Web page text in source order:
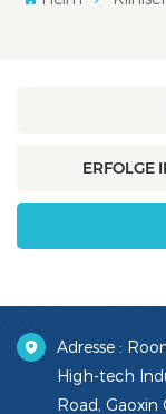
ERFOLGE
Adresse :
High-tech
Road,